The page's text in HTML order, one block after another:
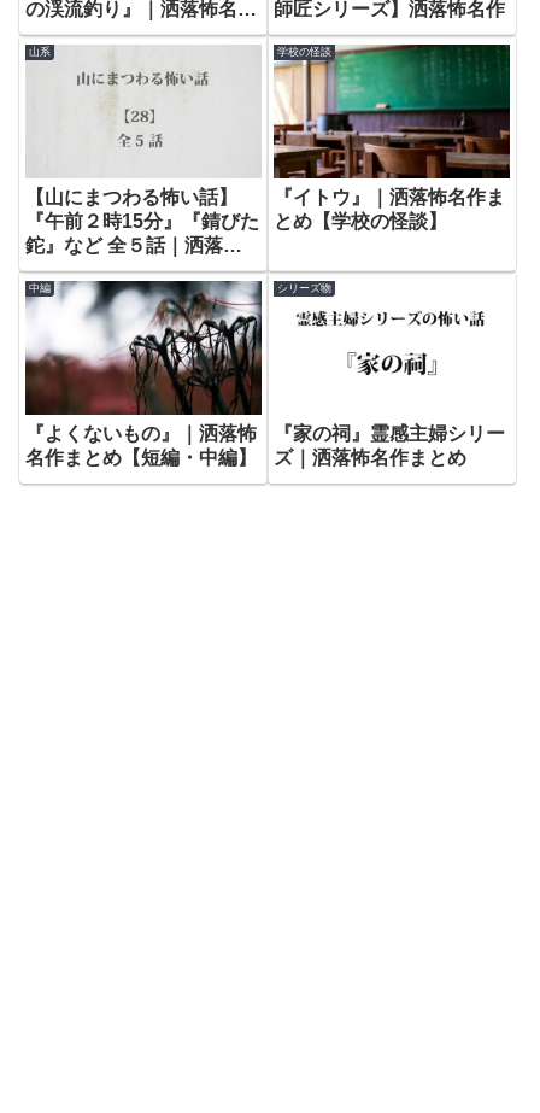
の渓流釣り』｜洒落怖名作
まとめ【短編・中編】
師匠シリーズ】洒落怖名作
山系
【山にまつわる怖い話】
『午前２時15分』『錆びた
鉈』など 全５話｜洒落怖
名作まとめ – 山編【28】
学校の怪談
『イトウ』｜洒落怖名作ま
とめ【学校の怪談】
中編
『よくないもの』｜洒落怖
名作まとめ【短編・中編】
シリーズ物
『家の祠』霊感主婦シリー
ズ｜洒落怖名作まとめ